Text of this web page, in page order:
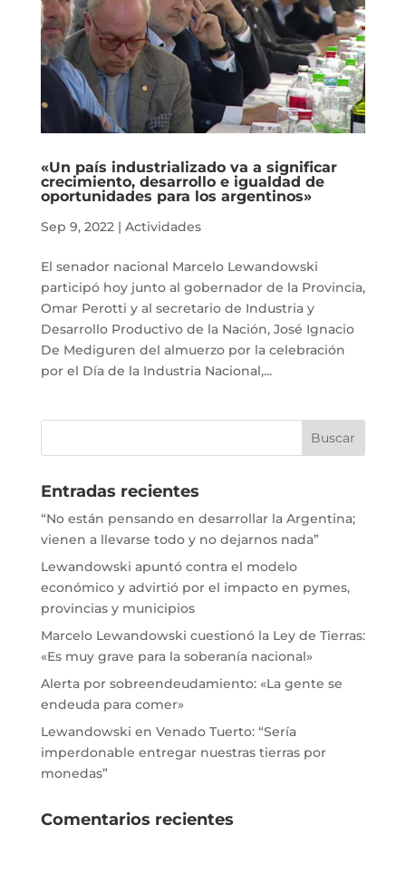
«Un país industrializado va a significar
crecimiento, desarrollo e igualdad de
oportunidades para los argentinos»
Sep 9, 2022| Actividades
El senador nacional Marcelo Lewandowski
participó hoy junto al gobernador de la Provincia,
Omar Perotti y al secretario de Industria y
Desarrollo Productivo de la Nación, José Ignacio
De Mediguren del almuerzo por la celebración
por el Día de la Industria Nacional,...
Entradas recientes
“No están pensando en desarrollar la Argentina;
vienen a llevarse todo y no dejarnos nada”
Lewandowski apuntó contra el modelo
económico y advirtió por el impacto en pymes,
provincias y municipios
Marcelo Lewandowski cuestionó la Ley de Tierras:
«Es muy grave para la soberanía nacional»
Alerta por sobreendeudamiento: «La gente se
endeuda para comer»
Lewandowski en Venado Tuerto: “Sería
imperdonable entregar nuestras tierras por
monedas”
Comentarios recientes